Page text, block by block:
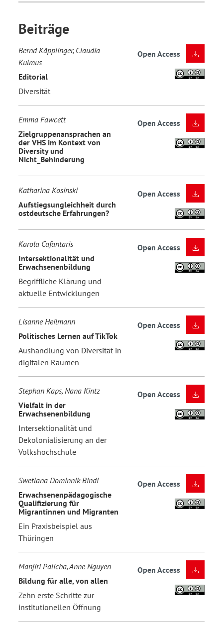
Beiträge
Bernd Käpplinger, Claudia
Kulmus
Editorial
Diversität
Open Access
Emma Fawcett
Zielgruppenansprachen an
der VHS im Kontext von
Diversity und
Nicht_Behinderung
Open Access
Katharina Kosinski
Aufstiegsungleichheit durch
ostdeutsche Erfahrungen?
Open Access
Karola Cafantaris
Intersektionalität und
Erwachsenenbildung
Begriffliche Klärung und
aktuelle Entwicklungen
Open Access
Lisanne Heilmann
Politisches Lernen auf TikTok
Aushandlung von Diversität in
digitalen Räumen
Open Access
Stephan Kaps, Nana Kintz
Vielfalt in der
Erwachsenenbildung
Intersektionalität und
Dekolonialisierung an der
Volkshochschule
Open Access
Swetlana Dominnik-Bindi
Erwachsenenpädagogische
Qualifizierung für
Migrantinnen und Migranten
Ein Praxisbeispiel aus
Thüringen
Open Access
Manjiri Palicha, Anne Nguyen
Bildung für alle, von allen
Zehn erste Schritte zur
institutionellen Öffnung
Open Access